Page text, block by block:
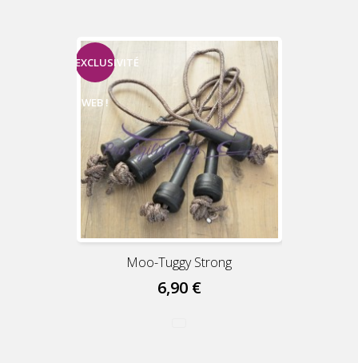
EXCLUSIVITÉ
WEB !
Moo-Tuggy Strong
6,90 €